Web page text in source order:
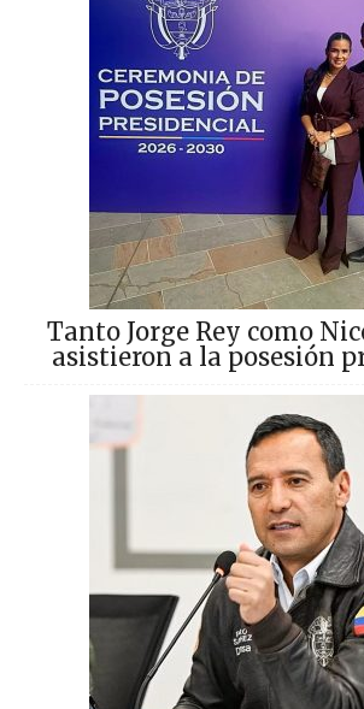
Tanto Jorge Rey como
asistieron a la posesión